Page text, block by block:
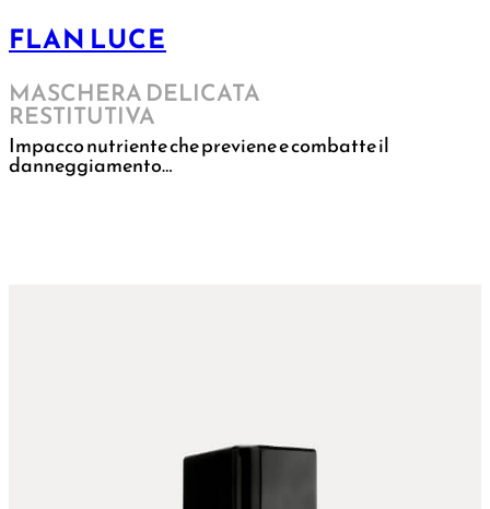
FLAN LUCE
MASCHERA DELICATA
RESTITUTIVA
Impacco nutriente che previene e combatte il
danneggiamento…